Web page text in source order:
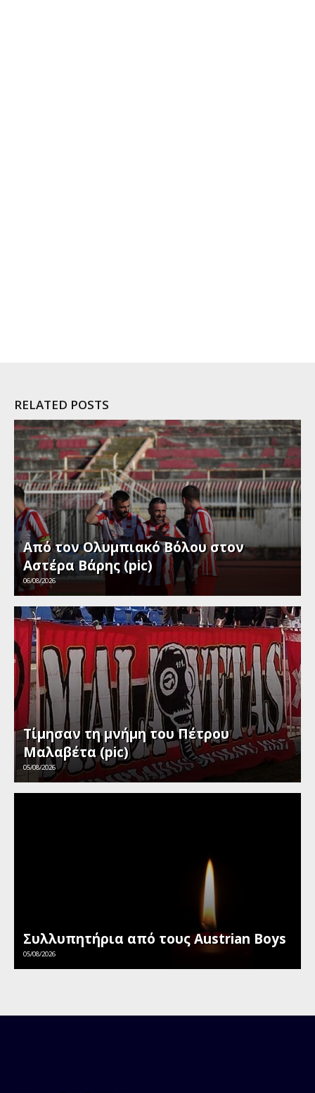
RELATED POSTS
Από τον Ολυμπιακό Βόλου στον
Αστέρα Βάρης (pic)
06/08/2026
Τίμησαν τη μνήμη του Πέτρου
Μαλαβέτα (pic)
05/08/2026
Συλλυπητήρια από τους Austrian Boys
05/08/2026